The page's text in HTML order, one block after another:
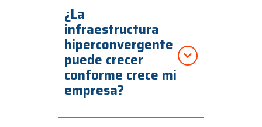
¿La
infraestructura
hiperconvergente
puede crecer
conforme crece mi
empresa?